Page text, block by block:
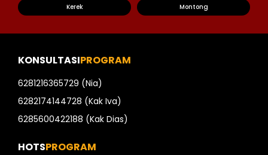
Kerek Montong
KONSULTASIPROGRAM
6281216365729 (Nia)
6282174144728 (Kak Iva)
6285600422188 (Kak Dias)
HOTSPROGRAM